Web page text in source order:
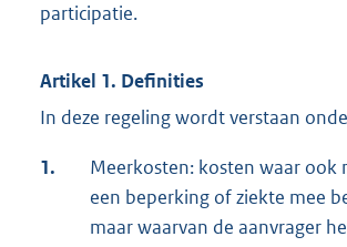
participatie.
Artikel 1. Definities
In deze regeling wordt verstaan
1.
Meerkosten: kosten waar ook
een beperking of ziekte mee
maar waarvan de aanvrager